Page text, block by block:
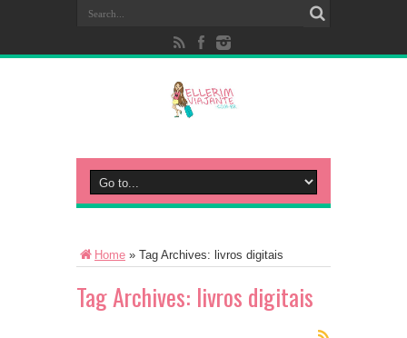
Home » Tag Archives: livros digitais
Tag Archives: livros digitais